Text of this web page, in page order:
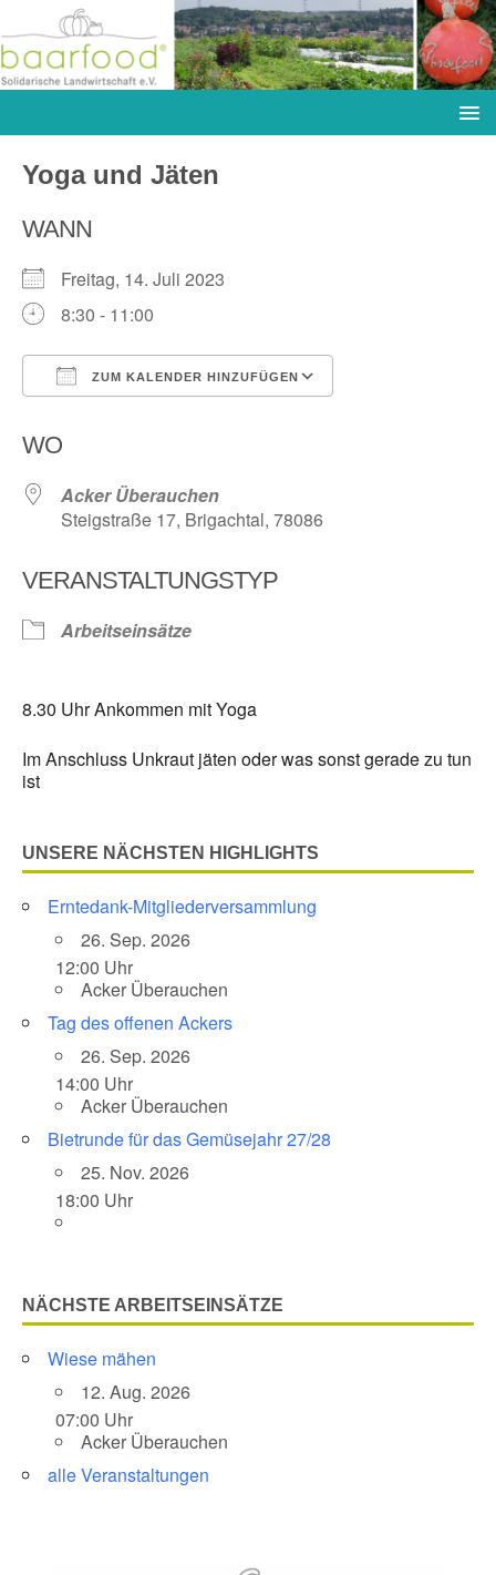
Yoga und Jäten
WANN
Freitag, 14. Juli 2023
8:30 - 11:00
ZUM KALENDER HINZUFÜGEN
WO
Acker Überauchen
Steigstraße 17, Brigachtal, 78086
VERANSTALTUNGSTYP
Arbeitseinsätze
8.30 Uhr Ankommen mit Yoga
Im Anschluss Unkraut jäten oder was sonst gerade zu tun
ist
UNSERE NÄCHSTEN HIGHLIGHTS
Erntedank-Mitgliederversammlung
26. Sep. 2026
12:00 Uhr
Acker Überauchen
Tag des offenen Ackers
26. Sep. 2026
14:00 Uhr
Acker Überauchen
Bietrunde für das Gemüsejahr 27/28
25. Nov. 2026
18:00 Uhr
NÄCHSTE ARBEITSEINSÄTZE
Wiese mähen
12. Aug. 2026
07:00 Uhr
Acker Überauchen
alle Veranstaltungen